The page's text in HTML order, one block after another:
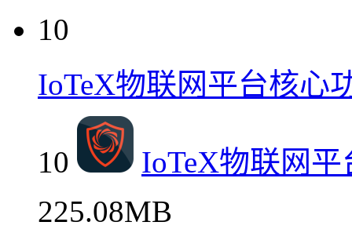
10
IoTeX物联网平台核心
10
IoTeX物联网
225.08MB